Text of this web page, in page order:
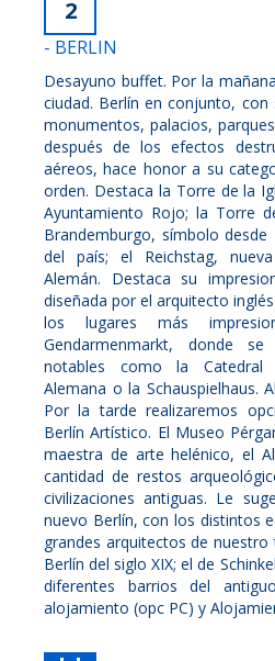
2
- BERLIN
Desayuno buffet. Por la
ciudad. Berlín en conjunto, con
monumentos, palacios,
después de los efectos
aéreos, hace honor a su
orden. Destaca la Torre de la
Ayuntamiento Rojo; la Torre
Brandemburgo, símbolo
del país; el Reichstag,
Alemán. Destaca su
diseñada por el arquitecto
los lugares más
Gendarmenmarkt, donde
notables como la Catedral
Alemana o la Schauspielhaus.
Por la tarde realizaremos
Berlín Artístico. El Museo
maestra de arte helénico, el
cantidad de restos
civilizaciones antiguas. Le
nuevo Berlín, con los distintos
grandes arquitectos de
Berlín del siglo XIX; el de
diferentes barrios del
alojamiento (opc PC) y